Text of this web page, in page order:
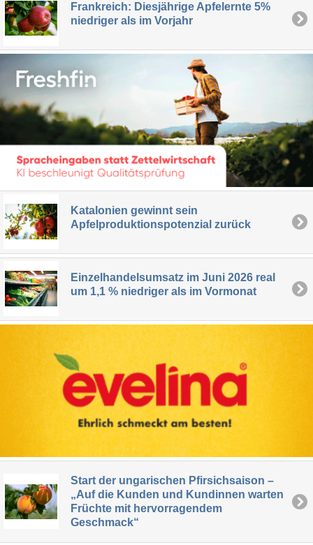
Frankreich: Diesjährige Apfelernte 5%
niedriger als im Vorjahr
Katalonien gewinnt sein
Apfelproduktionspotenzial zurück
Einzelhandelsumsatz im Juni 2026 real
um 1,1 % niedriger als im Vormonat
Start der ungarischen Pfirsichsaison –
„Auf die Kunden und Kundinnen warten
Früchte mit hervorragendem
Geschmack“